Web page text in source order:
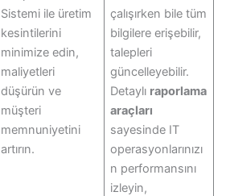
Sistemi ile üretim
kesintilerini
minimize edin,
maliyetleri
düşürün ve
müşteri
memnuniyetini
artırın.
çalışırken bile tüm
bilgilere erişebilir,
talepleri
güncelleyebilir.
Detaylı raporlama
araçları
sayesinde IT
operasyonlarınızı
n performansını
izleyin,